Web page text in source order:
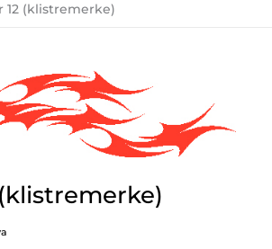
12 (klistremerke)